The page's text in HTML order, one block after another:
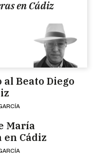
en Cádiz
Beato Diego
María
Cádiz